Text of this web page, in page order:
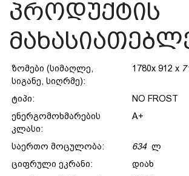
პროდუქტის
ზომები (სიმაღლე,
სიგანე, სიღრმე):
1780x 912 x
ტიპი:
NO FROST
ენერგომოხმარების
კლასი:
A+
საერთო მოცულობა: 634 ლ
ციფრული ეკრანი:
დიახ